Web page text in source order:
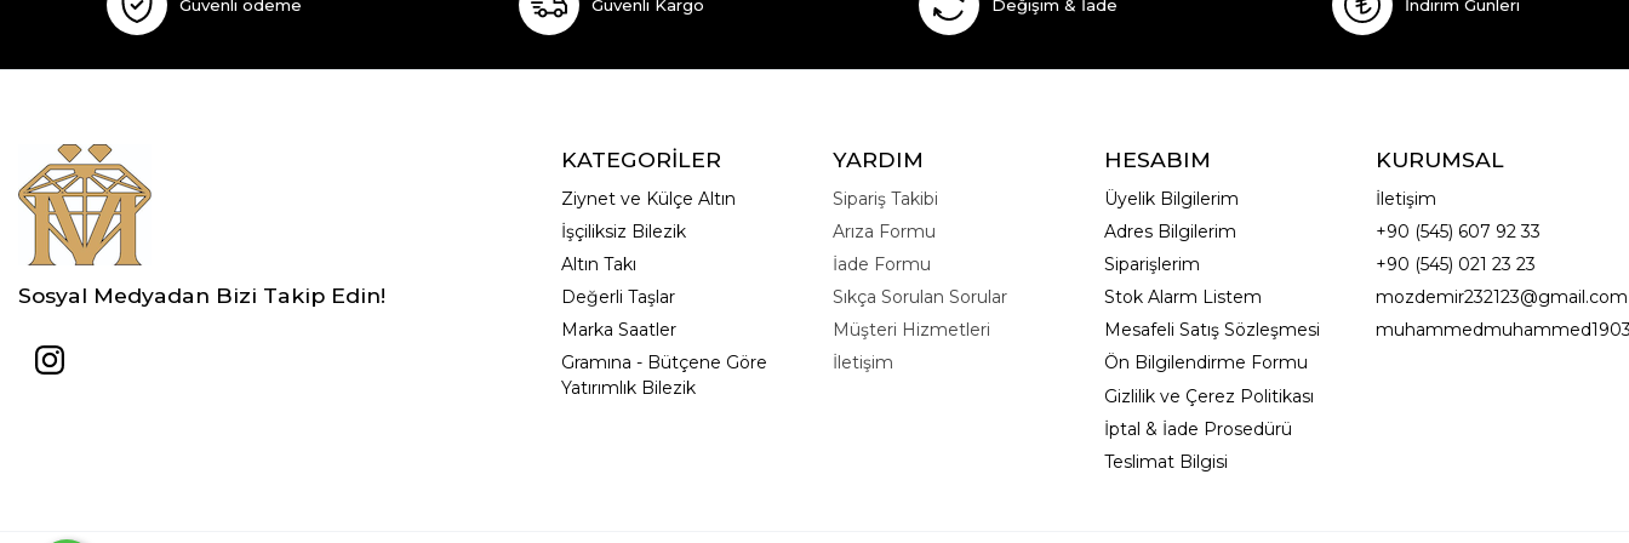
Güvenli ödeme Güvenli Kargo Değişim & İade İndirim Günleri
Sosyal Medyadan Bizi Takip Edin!
KATEGORİLER
Ziynet ve Külçe Altın
İşçiliksiz Bilezik
Altın Takı
Değerli Taşlar
Marka Saatler
Gramına - Bütçene Göre
Yatırımlık Bilezik
YARDIM
Sipariş Takibi
Arıza Formu
İade Formu
Sıkça Sorulan Sorular
Müşteri Hizmetleri
İletişim
HESABIM
Üyelik Bilgilerim
Adres Bilgilerim
Siparişlerim
Stok Alarm Listem
Mesafeli Satış Sözleşmesi
Ön Bilgilendirme Formu
Gizlilik ve Çerez Politikası
İptal & İade Prosedürü
Teslimat Bilgisi
KURUMSAL
İletişim
+90 (545) 607 92 33
+90 (545) 021 23 23
mozdemir232123@gmail.com